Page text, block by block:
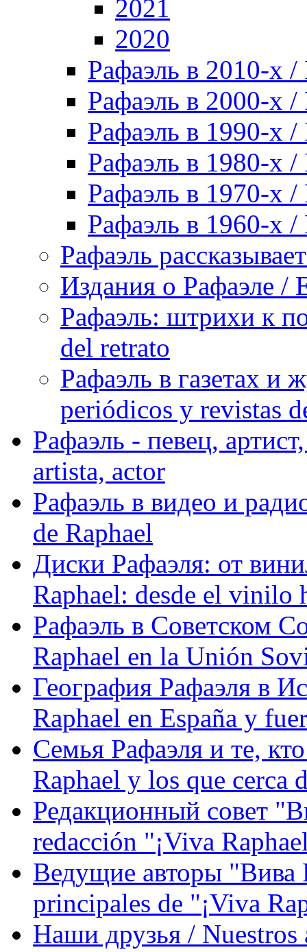
2021
2020
Рафаэль в 2010-х /
Рафаэль в 2000-х /
Рафаэль в 1990-х /
Рафаэль в 1980-х /
Рафаэль в 1970-х /
Рафаэль в 1960-х /
Рафаэль
Издания о Рафаэле /
Рафаэль: штрихи к
del retrato
Рафаэль в газетах и
periódicos y revistas
Рафаэль - певец,
artista, actor
Рафаэль в видео и
de Raphael
Диски Рафаэля: от
Raphael: desde el vinilo
Рафаэль в Советском
Raphael en la Unión
География Рафаэля в
Raphael en España y
Семья Рафаэля и те,
Raphael y los que cerca
Редакционный совет
redacción "¡Viva
Ведущие авторы "Вива
principales de "¡Viva
Наши друзья / Nuestros